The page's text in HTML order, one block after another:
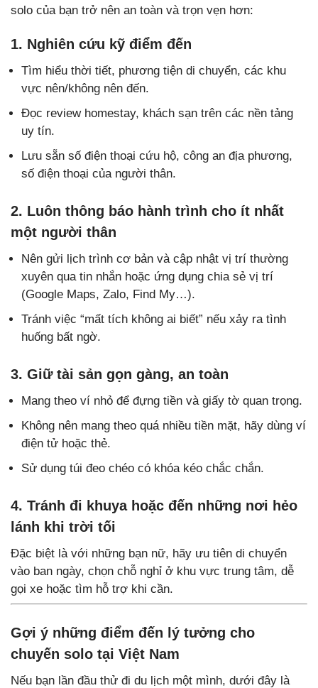
solo của bạn trở nên an toàn và trọn vẹn hơn:
1. Nghiên cứu kỹ điểm đến
Tìm hiểu thời tiết, phương tiện di chuyển, các khu
vực nên/không nên đến.
Đọc review homestay, khách sạn trên các nền tảng
uy tín.
Lưu sẵn số điện thoại cứu hộ, công an địa phương,
số điện thoại của người thân.
2. Luôn thông báo hành trình cho ít nhất
một người thân
Nên gửi lịch trình cơ bản và cập nhật vị trí thường
xuyên qua tin nhắn hoặc ứng dụng chia sẻ vị trí
(Google Maps, Zalo, Find My…).
Tránh việc “mất tích không ai biết” nếu xảy ra tình
huống bất ngờ.
3. Giữ tài sản gọn gàng, an toàn
Mang theo ví nhỏ để đựng tiền và giấy tờ quan trọng.
Không nên mang theo quá nhiều tiền mặt, hãy dùng ví
điện tử hoặc thẻ.
Sử dụng túi đeo chéo có khóa kéo chắc chắn.
4. Tránh đi khuya hoặc đến những nơi hẻo
lánh khi trời tối
Đặc biệt là với những bạn nữ, hãy ưu tiên di chuyển
vào ban ngày, chọn chỗ nghỉ ở khu vực trung tâm, dễ
gọi xe hoặc tìm hỗ trợ khi cần.
Gợi ý những điểm đến lý tưởng cho
chuyến solo tại Việt Nam
Nếu bạn lần đầu thử đi du lịch một mình, dưới đây là